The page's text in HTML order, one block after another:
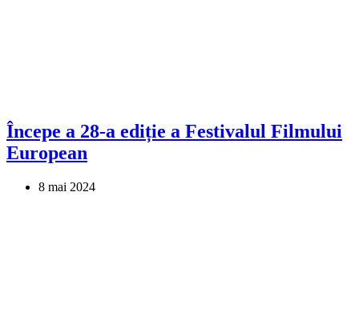
Începe a 28-a ediție a Festivalul Filmului
European
8 mai 2024